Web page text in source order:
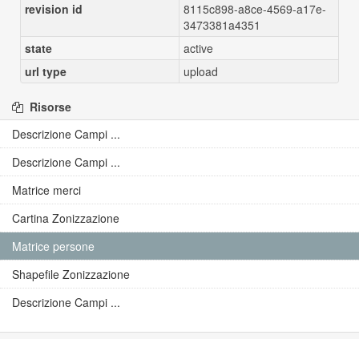
revision id
8115c898-a8ce-4569-a17e-
3473381a4351
state
active
url type
upload
Risorse
Descrizione Campi ...
Descrizione Campi ...
Matrice merci
Cartina Zonizzazione
Matrice persone
Shapefile Zonizzazione
Descrizione Campi ...